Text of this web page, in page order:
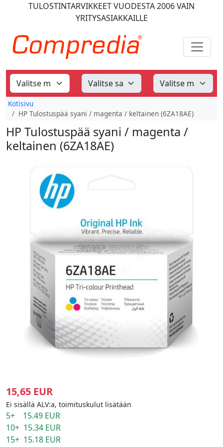
TULOSTINTARVIKKEETVUODESTA 2006VAIN
YRITYSASIAKKAILLE
Kotisivu
HP Tulostuspää syani / magenta / keltainen (6ZA18AE)
HP Tulostuspää syani / magenta /
keltainen (6ZA18AE)
15,65 EUR
Ei sisällä ALV:a, toimituskulut lisätään
5+ 15.49 EUR
10+ 15.34 EUR
15+ 15.18 EUR